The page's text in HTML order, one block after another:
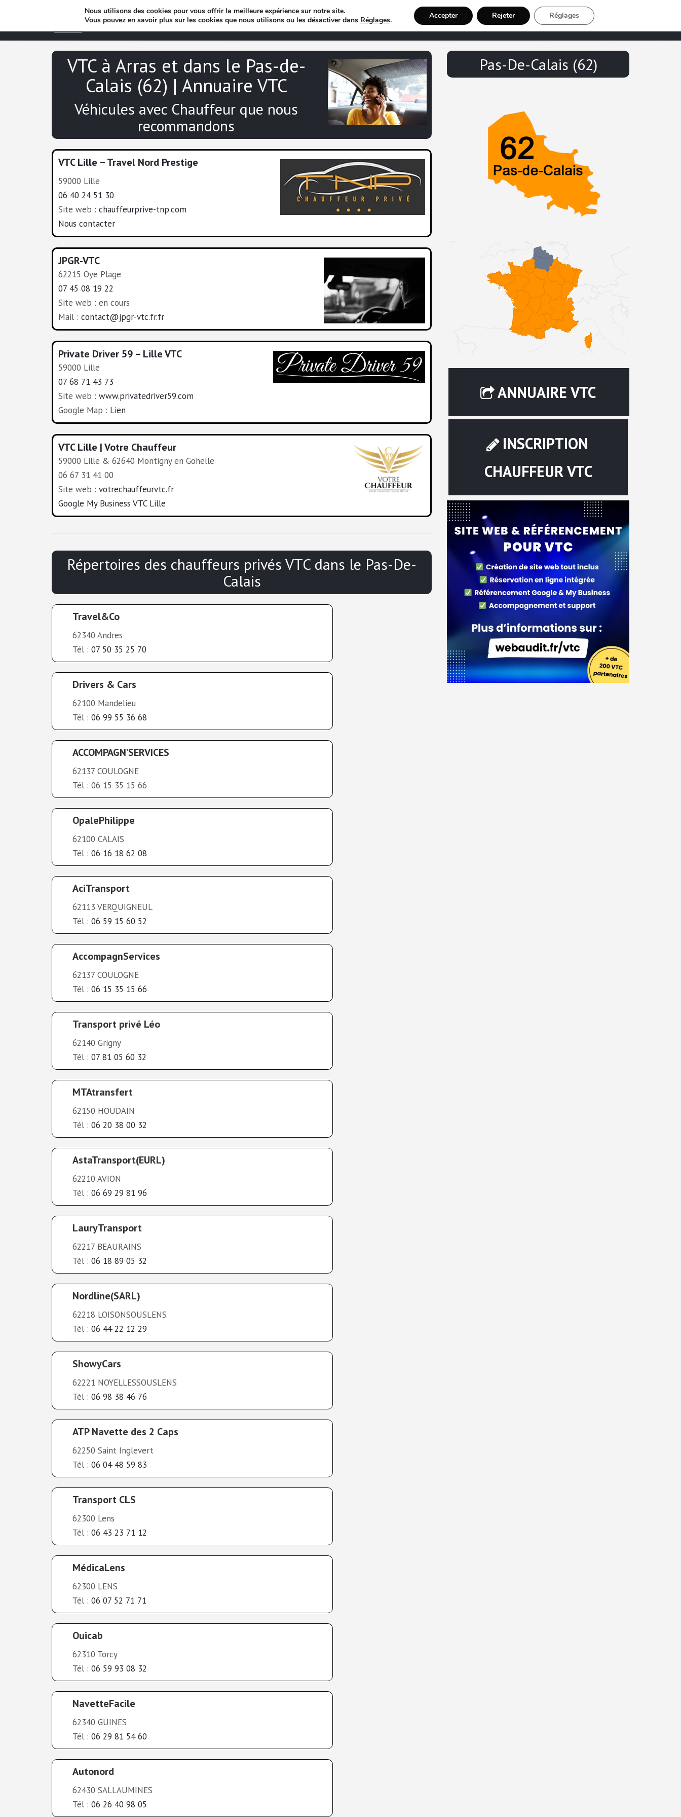
Annuaire VTC Recherche Chauffeur VTC Inscription Chauffeur
VTC à Arras et dans le Pas-de-
Calais (62) | Annuaire VTC
Véhicules avec Chauffeur que nous
recommandons
VTC Lille – Travel Nord Prestige
59000 Lille
06 40 24 51 30
Site web : chauffeurprive-tnp.com
Nous contacter
JPGR-VTC
62215 Oye Plage
07 45 08 19 22
Site web : en cours
Mail : contact@jpgr-vtc.fr.fr
Private Driver 59 – Lille VTC
59000 Lille
07 68 71 43 73
Site web : www.privatedriver59.com
Google Map : Lien
VTC Lille | Votre Chauffeur
59000 Lille & 62640 Montigny en Gohelle
06 67 31 41 00
Site web : votrechauffeurvtc.fr
Google My Business VTC Lille
Répertoires des chauffeurs privés VTC dans le Pas-De-
Calais
Travel&Co
62340 Andres
Tél : 07 50 35 25 70
Drivers & Cars
62100 Mandelieu
Tél : 06 99 55 36 68
ACCOMPAGN’SERVICES
62137 COULOGNE
Tél : 06 15 35 15 66
OpalePhilippe
62100 CALAIS
Tél : 06 16 18 62 08
AciTransport
62113 VERQUIGNEUL
Tél : 06 59 15 60 52
AccompagnServices
62137 COULOGNE
Tél : 06 15 35 15 66
Transport privé Léo
62140 Grigny
Tél : 07 81 05 60 32
MTAtransfert
62150 HOUDAIN
Tél : 06 20 38 00 32
AstaTransport(EURL)
62210 AVION
Tél : 06 69 29 81 96
LauryTransport
62217 BEAURAINS
Tél : 06 18 89 05 32
Nordline(SARL)
62218 LOISONSOUSLENS
Tél : 06 44 22 12 29
ShowyCars
62221 NOYELLESSOUSLENS
Tél : 06 98 38 46 76
ATP Navette des 2 Caps
62250 Saint Inglevert
Tél : 06 04 48 59 83
Transport CLS
62300 Lens
Tél : 06 43 23 71 12
MédicaLens
62300 LENS
Tél : 06 07 52 71 71
Ouicab
62310 Torcy
Tél : 06 59 93 08 32
NavetteFacile
62340 GUINES
Tél : 06 29 81 54 60
Autonord
62430 SALLAUMINES
Tél : 06 26 40 98 05
Pas-De-Calais (62)
ANNUAIRE VTC
INSCRIPTION
CHAUFFEUR VTC
Nous utilisons des cookies pour vous offrir la meilleure expérience sur notre site.
Vous pouvez en savoir plus sur les cookies que nous utilisons ou les désactiver dans Réglages. Accepter Rejeter Réglages